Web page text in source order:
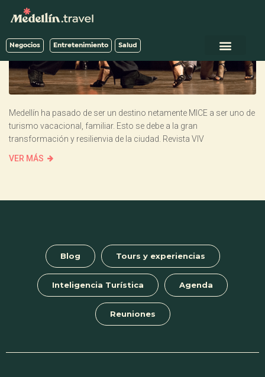
Negocios Entretenimiento Salud
Medellín ha pasado de ser un destino netamente MICE a ser uno de
turismo vacacional, familiar. Esto se debe a la gran
transformación y resilienvia de la ciudad. Revista VIV
VER MÁS
Blog Tours y experiencias
Inteligencia Turística Agenda
Reuniones